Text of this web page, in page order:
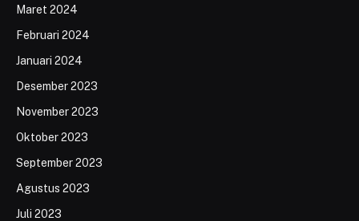
Maret 2024
Februari 2024
Januari 2024
Desember 2023
November 2023
Oktober 2023
September 2023
Agustus 2023
Juli 2023